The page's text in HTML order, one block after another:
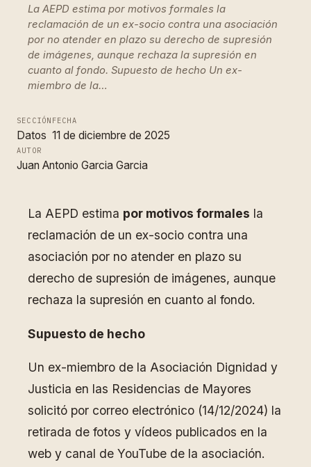
La AEPD estima por motivos formales la
reclamación de un ex-socio contra una asociación
por no atender en plazo su derecho de supresión
de imágenes, aunque rechaza la supresión en
cuanto al fondo. Supuesto de hecho Un ex-
miembro de la…
SECCIÓN
Datos
FECHA
11 de diciembre de 2025
AUTOR
Juan Antonio Garcia Garcia
La AEPD estima por motivos formales la
reclamación de un ex-socio contra una
asociación por no atender en plazo su
derecho de supresión de imágenes, aunque
rechaza la supresión en cuanto al fondo.
Supuesto de hecho
Un ex-miembro de la Asociación Dignidad y
Justicia en las Residencias de Mayores
solicitó por correo electrónico (14/12/2024) la
retirada de fotos y vídeos publicados en la
web y canal de YouTube de la asociación.